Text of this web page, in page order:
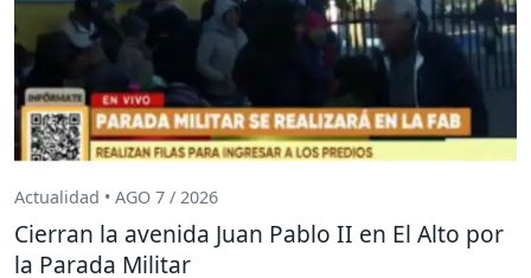
Actualidad • AGO 7 / 2026
Cierran la avenida Juan Pablo II en El Alto por
la Parada Militar